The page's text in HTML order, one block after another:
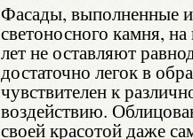
Фасады, выполненные
светоносного камня,
лет не оставляют
достаточно легок в
чувствителен к
воздействию.
своей красотой даже